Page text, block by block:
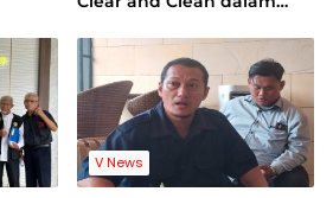
Kuansing
V News